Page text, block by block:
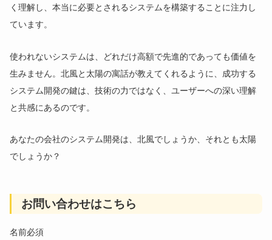
く理解し、本当に必要とされるシステムを構築することに注力し
ています。
使われないシステムは、どれだけ高額で先進的であっても価値を
生みません。北風と太陽の寓話が教えてくれるように、成功する
システム開発の鍵は、技術の力ではなく、ユーザーへの深い理解
と共感にあるのです。
あなたの会社のシステム開発は、北風でしょうか、それとも太陽
でしょうか？
お問い合わせはこちら
名前必須